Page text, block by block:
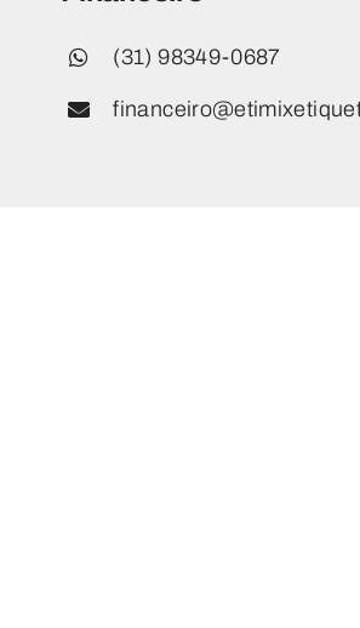
(31) 98349-0687